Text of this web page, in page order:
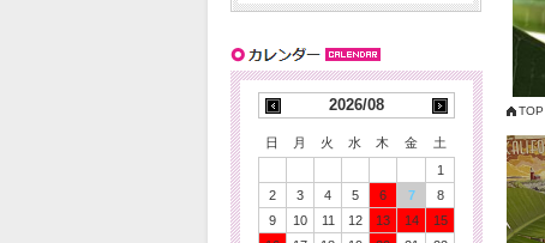
TOP
2026/08
日 月 火 水 木 金
土
1
2
3 4 5 6 7
8
9
10 11 12 13 14
15